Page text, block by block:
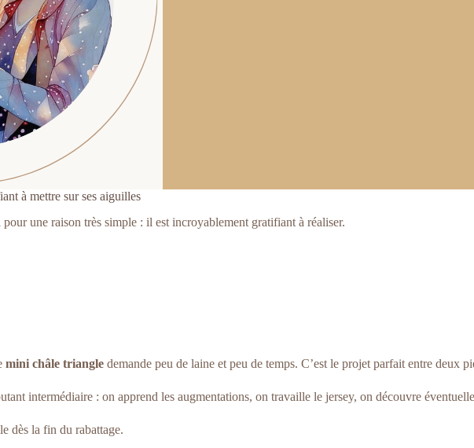
à mettre sur ses aiguilles
pour une raison très simple : il est incroyablement gratifiant à réaliser.
mini châle triangle demande peu de laine et peu de temps. C’est le projet parfait entre deux
intermédiaire : on apprend les augmentations, on travaille le jersey, on découvre
dès la fin du rabattage.